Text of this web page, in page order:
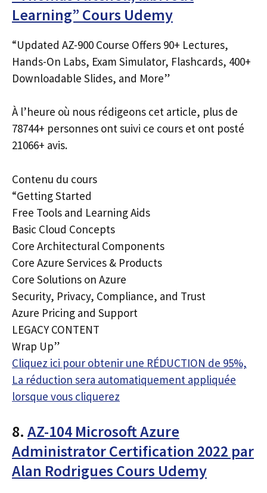
Learning” Cours Udemy
“Updated AZ-900 Course Offers 90+ Lectures,
Hands-On Labs, Exam Simulator, Flashcards, 400+
Downloadable Slides, and More”
À l’heure où nous rédigeons cet article, plus de
78744+ personnes ont suivi ce cours et ont posté
21066+ avis.
Contenu du cours
“Getting Started
Free Tools and Learning Aids
Basic Cloud Concepts
Core Architectural Components
Core Azure Services & Products
Core Solutions on Azure
Security, Privacy, Compliance, and Trust
Azure Pricing and Support
LEGACY CONTENT
Wrap Up”
Cliquez ici pour obtenir une RÉDUCTION de 95%,
La réduction sera automatiquement appliquée
lorsque vous cliquerez
8. AZ-104 Microsoft Azure
Administrator Certification 2022 par
Alan Rodrigues Cours Udemy